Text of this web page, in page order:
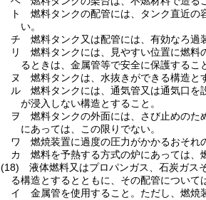
ト
燃料タンクの配管には、タンク直近の
い。
チ
燃料タンク又は配管には、有効なろ過
リ
燃料タンクには、見やすい位置に燃料
るときは、金属管等で安全に保護するこ
ヌ
燃料タンクは、水抜きができる構造と
ル
燃料タンクには、通気管又は通気口を
が浸入しない構造とすること。
ヲ
燃料タンクの外面には、さび止めのた
にあっては、この限りでない。
ワ
燃焼装置に過度の圧力がかかるおそれ
カ
燃料を予熱する方式の炉にあっては、
(18)
液体燃料又はプロパンガス、石炭ガス
る構造とするとともに、その配管について
イ
金属管を使用すること。 ただし、燃焼